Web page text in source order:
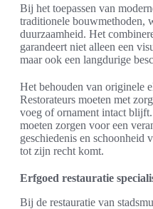
Bij het toepassen van
traditionele bouwmethoden,
duurzaamheid. Het
garandeert niet alleen een
maar ook een langdurige
Het behouden van originele
Restorateurs moeten met
voeg of ornament intact
moeten zorgen voor een
geschiedenis en schoonheid
tot zijn recht komt.
Erfgoed restauratie
Bij de restauratie van